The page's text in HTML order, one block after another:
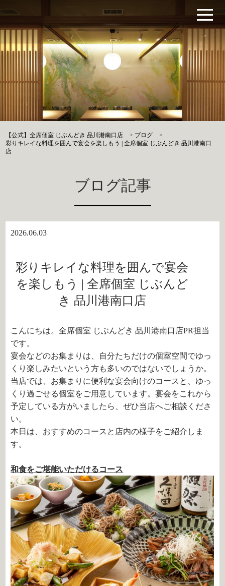
【公式】全席個室 じぶんどき 品川港南口店 > ブログ
>
彩りキレイな料理を囲んで宴会を楽しもう | 全席個室 じぶんどき 品川港南口
店
ブログ記事
2026.06.03
彩りキレイな料理を囲んで宴会
を楽しもう | 全席個室 じぶんど
き 品川港南口店
こんにちは。全席個室 じぶんどき 品川港南口店PR担当
です。
宴会などのお集まりは、自分たちだけの個室空間でゆっ
くり楽しみたいという方も多いのではないでしょうか。
当店では、お集まりに便利な宴会向けのコースと、ゆっ
くり過ごせる個室をご用意しています。宴会をこれから
予定している方がいましたら、ぜひ当店へご相談くださ
い。
本日は、おすすめのコースと店内の様子をご紹介しま
す。
和食をご堪能いただけるコース